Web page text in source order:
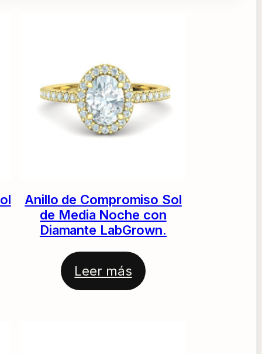
Anillo de Compromiso Sol
de Media Noche con
Diamante LabGrown.
Leer más